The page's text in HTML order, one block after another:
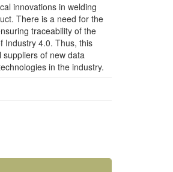
innovations in welding
There is a need for the
traceability of the
Industry 4.0. Thus, this
of new data
in the industry.